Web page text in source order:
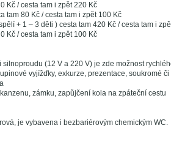
Kč / cesta tam i zpět 220 Kč
tam 80 Kč / cesta tam i zpět 100 Kč
+ 1 – 3 děti ) cesta tam 420 Kč / cesta tam i
Kč / cesta tam i zpět 100 Kč
silnoproudu (12 V a 220 V) je zde možnost
vyjížďky, exkurze, prezentace, soukromé
zámku, zapůjčení kola na zpáteční cestu
je vybavena i bezbariérovým chemickým WC.